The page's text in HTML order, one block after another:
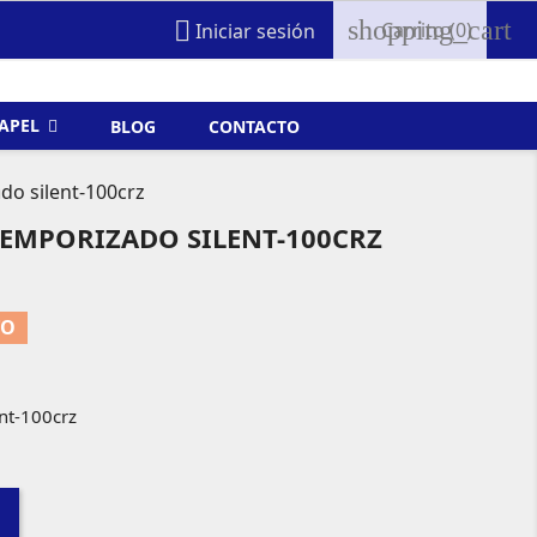
 Iniciar sesión shopping_cart
Carrito(0)
BLOG CONTACTO
silent-100crz
SILENT-100CRZ
100crz